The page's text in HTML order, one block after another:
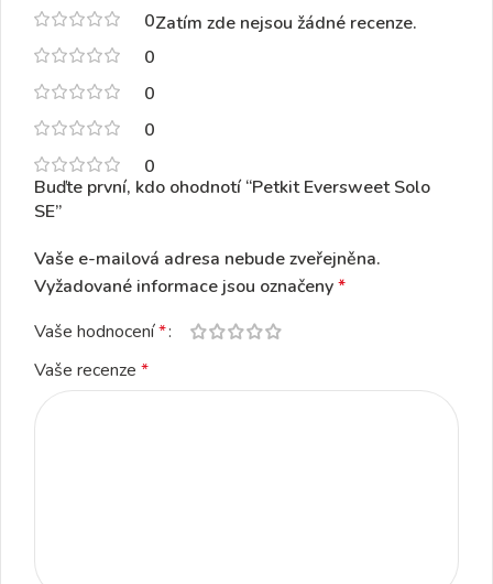
0
0
0
0
0
Zatím zde nejsou žádné recenze.
Buďte první, kdo ohodnotí “Petkit Eversweet Solo
SE”
Vaše e-mailová adresa nebude zveřejněna.
Vyžadované informace jsou označeny*
Vaše hodnocení*
Vaše recenze *